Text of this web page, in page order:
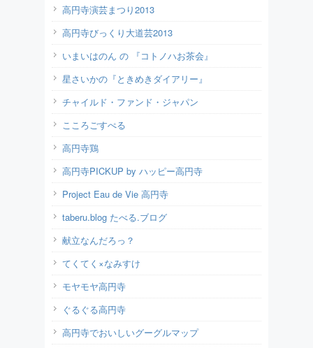
高円寺演芸まつり2013
高円寺びっくり大道芸2013
いまいはのん の 『コトノハお茶会』
星さいかの『ときめきダイアリー』
チャイルド・ファンド・ジャパン
こころごすぺる
高円寺鶏
高円寺PICKUP by ハッピー高円寺
Project Eau de Vie 高円寺
taberu.blog たべる.ブログ
献立なんだろっ？
てくてく×なみすけ
モヤモヤ高円寺
ぐるぐる高円寺
高円寺でおいしいグーグルマップ